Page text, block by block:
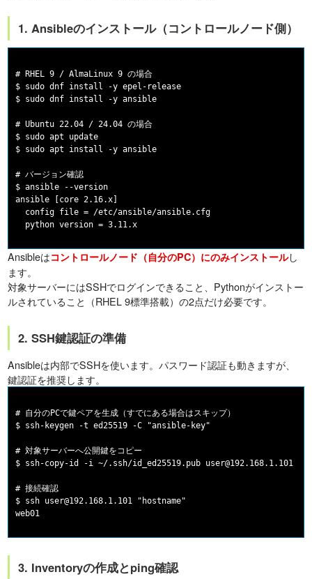
1. Ansibleのインストール（コントロールノード側）
# RHEL 9 / AlmaLinux 9 の場合
$ sudo dnf install -y epel-release
$ sudo dnf install -y ansible
# Ubuntu 22.04 / 24.04 の場合
$ sudo apt update
$ sudo apt install -y ansible
# バージョン確認
$ ansible --version
ansible [core 2.16.x]
  config file = /etc/ansible/ansible.cfg
Ansibleはコントロールノード（自分のPC）にのみインストールし
ます。
対象サーバーにはSSHでログインできること、Pythonがインストー
ルされていること（RHEL 9標準搭載）の2点だけ必要です。
2. SSH鍵認証の準備
Ansibleは内部でSSHを使います。パスワード認証も動きますが、
鍵認証を推奨します。
# 自分のPCで鍵ペアを生成（すでにある場合はスキップ）
$ ssh-keygen -t ed25519 -C "ansible-key"
# 対象サーバーへ公開鍵をコピー
$ ssh-copy-id -i ~/.ssh/id_ed25519.pub user@192.168.1.101
# 接続確認
$ ssh user@192.168.1.101 "hostname"
3. Inventoryの作成とping確認